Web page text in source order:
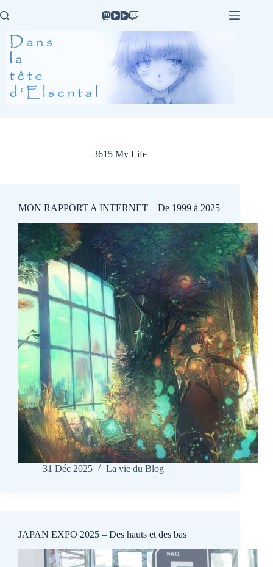
au
3615 My Life
MON RAPPORT A INTERNET – De 1999 à 2025
31 Déc 2025 La vie du Blog
JAPAN EXPO 2025 – Des hauts et des bas